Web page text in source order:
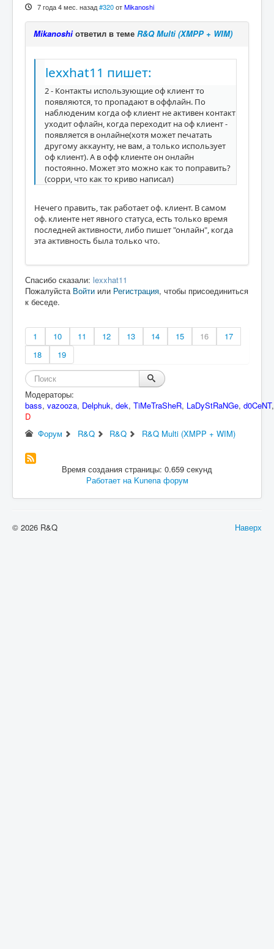
7 года 4 мес. назад #320 отMikanoshi
Mikanoshiответил в теме R&Q Multi (XMPP + WIM)
lexxhat11 пишет:
2 - Контакты использующие оф клиент то
появляются, то пропадают в оффлайн. По
наблюденим когда оф клиент не активен контакт
уходит офлайн, когда переходит на оф клиент -
появляется в онлайне(хотя может печатать
другому аккаунту, не вам, а только использует
оф клиент). А в офф клиенте он онлайн
постоянно. Может это можно как то поправить?
(сорри, что как то криво написал)
Нечего править, так работает оф. клиент. В самом
оф. клиенте нет явного статуса, есть только время
последней активности, либо пишет "онлайн", когда
эта активность была только что.
Спасибо сказали: lexxhat11
Пожалуйста Войти или Регистрация, чтобы присоединиться
к беседе.
1 10 11 12 13 14 15 16
17
18
19
Модераторы:
bass, vazooza, Delphuk, dek, TiMeTraSheR, LaDyStRaNGe, d0CeNT
D
Форум
R&Q R&Q R&Q Multi (XMPP + WIM)
Время создания страницы: 0.659 секунд
Работает на Kunena форум
Наверх
© 2026 R&Q